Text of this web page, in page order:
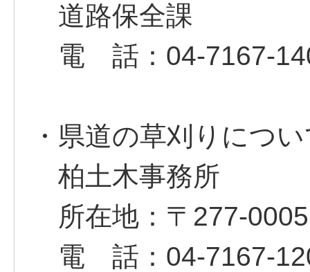
道路保全課
電 話：04-7167-
・県道の草刈りにつ
柏土木事務所
所在地：〒277-
電 話：04-7167-